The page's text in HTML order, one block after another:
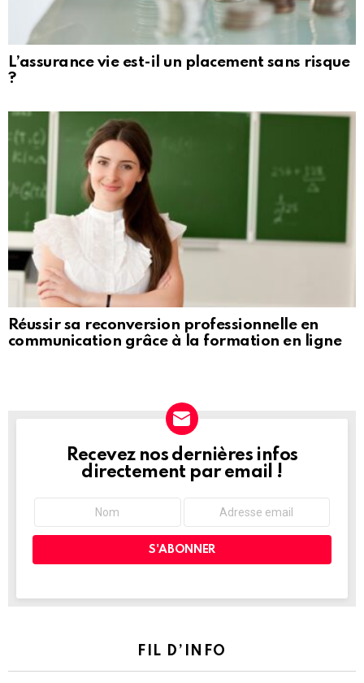
L’assurance vie est-il un placement sans risque
?
Réussir sa reconversion professionnelle en
communication grâce à la formation en ligne
NEWSLETTER
Recevez nos dernières infos
directement par email !
FIL D’INFO